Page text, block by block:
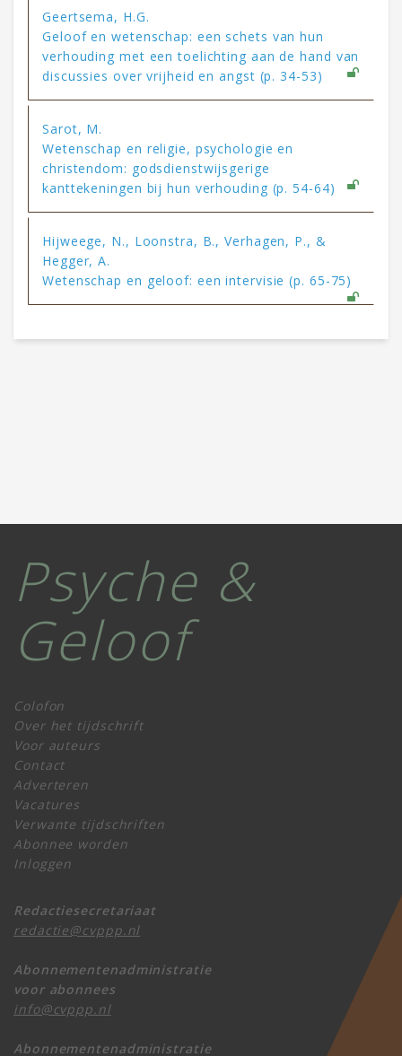
Geertsema, H.G.
Geloof en wetenschap: een schets van hun
verhouding met een toelichting aan de hand van
discussies over vrijheid en angst (p. 34-53)
Sarot, M.
Wetenschap en religie, psychologie en
christendom: godsdienstwijsgerige
kanttekeningen bij hun verhouding (p. 54-64)
Hijweege, N., Loonstra, B., Verhagen, P., &
Hegger, A.
Wetenschap en geloof: een intervisie (p. 65-75)
Psyche &
Geloof
Colofon
Over het tijdschrift
Voor auteurs
Contact
Adverteren
Vacatures
Verwante tijdschriften
Abonnee worden
Inloggen
Redactiesecretariaat
redactie@cvppp.nl
Abonnementenadministratie
voor abonnees
info@cvppp.nl
Abonnementenadministratie